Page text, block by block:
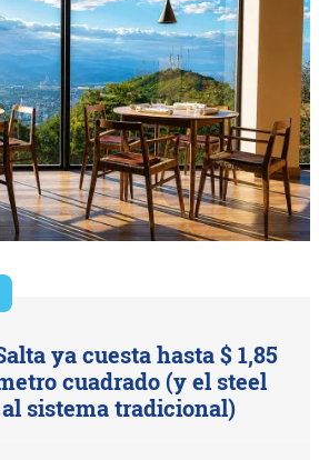
ya cuesta hasta $ 1,85
cuadrado (y el steel
sistema tradicional)